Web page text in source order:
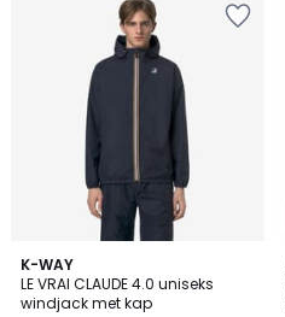
K-WAY
LE VRAI CLAUDE 4.0 uniseks
windjack met kap
3.8
/ 5
11
Kleuren